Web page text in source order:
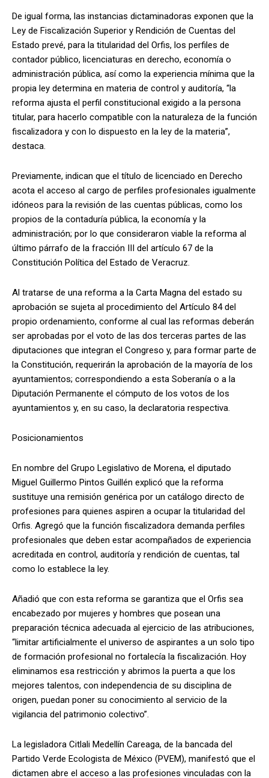
De igual forma, las instancias dictaminadoras exponen que la
Ley de Fiscalización Superior y Rendición de Cuentas del
Estado prevé, para la titularidad del Orfis, los perfiles de
contador público, licenciaturas en derecho, economía o
administración pública, así como la experiencia mínima que la
propia ley determina en materia de control y auditoría, “la
reforma ajusta el perfil constitucional exigido a la persona
titular, para hacerlo compatible con la naturaleza de la función
fiscalizadora y con lo dispuesto en la ley de la materia”,
destaca.
Previamente, indican que el título de licenciado en Derecho
acota el acceso al cargo de perfiles profesionales igualmente
idóneos para la revisión de las cuentas públicas, como los
propios de la contaduría pública, la economía y la
administración; por lo que consideraron viable la reforma al
último párrafo de la fracción III del artículo 67 de la
Constitución Política del Estado de Veracruz.
Al tratarse de una reforma a la Carta Magna del estado su
aprobación se sujeta al procedimiento del Artículo 84 del
propio ordenamiento, conforme al cual las reformas deberán
ser aprobadas por el voto de las dos terceras partes de las
diputaciones que integran el Congreso y, para formar parte de
la Constitución, requerirán la aprobación de la mayoría de los
ayuntamientos; correspondiendo a esta Soberanía o a la
Diputación Permanente el cómputo de los votos de los
ayuntamientos y, en su caso, la declaratoria respectiva.
Posicionamientos
En nombre del Grupo Legislativo de Morena, el diputado
Miguel Guillermo Pintos Guillén explicó que la reforma
sustituye una remisión genérica por un catálogo directo de
profesiones para quienes aspiren a ocupar la titularidad del
Orfis. Agregó que la función fiscalizadora demanda perfiles
profesionales que deben estar acompañados de experiencia
acreditada en control, auditoría y rendición de cuentas, tal
como lo establece la ley.
Añadió que con esta reforma se garantiza que el Orfis sea
encabezado por mujeres y hombres que posean una
preparación técnica adecuada al ejercicio de las atribuciones,
“limitar artificialmente el universo de aspirantes a un solo tipo
de formación profesional no fortalecía la fiscalización. Hoy
eliminamos esa restricción y abrimos la puerta a que los
mejores talentos, con independencia de su disciplina de
origen, puedan poner su conocimiento al servicio de la
vigilancia del patrimonio colectivo”.
La legisladora Citlali Medellín Careaga, de la bancada del
Partido Verde Ecologista de México (PVEM), manifestó que el
dictamen abre el acceso a las profesiones vinculadas con la